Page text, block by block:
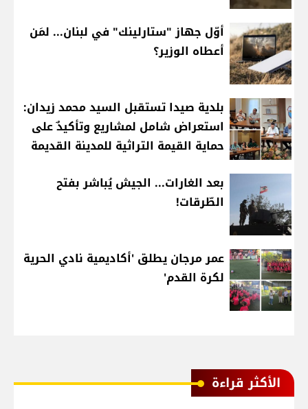
أوّل جهاز "ستارلينك" في لبنان... لمَن
أعطاه الوزير؟
بلدية صيدا تستقبل السيد محمد زيدان:
استعراض شامل لمشاريع وتأكيدٌ على
حماية القيمة التراثية للمدينة القديمة
بعد الغارات... الجيش يُباشر بفتح
الطّرقات!
عمر مرجان يطلق 'أكاديمية نادي الحرية
لكرة القدم'
الأكثر قراءة